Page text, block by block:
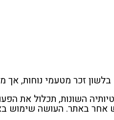
זכר מטעמי נוחות, אך
השונות, תכלול את
אחר באתר. העושה שימוש